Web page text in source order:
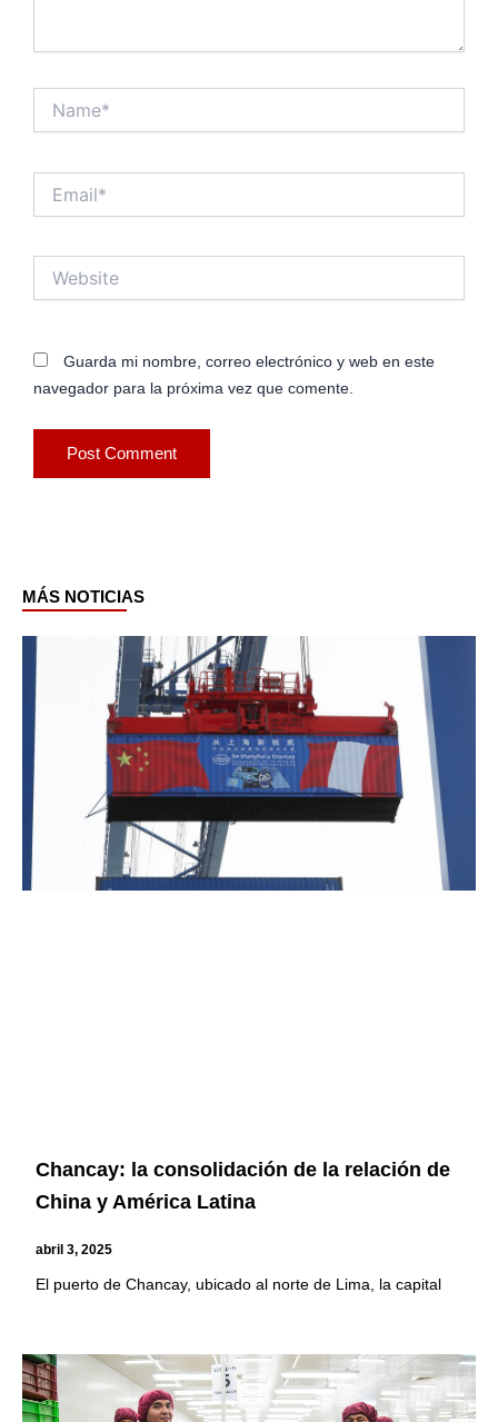
Guarda mi nombre, correo electrónico y web en este
navegador para la próxima vez que comente.
MÁS NOTICIAS
Chancay: la consolidación de la relación de
China y América Latina
abril 3, 2025
El puerto de Chancay, ubicado al norte de Lima, la capital
Page Page PagePage